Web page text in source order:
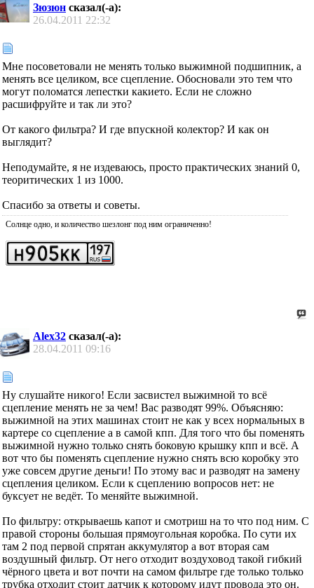
Зюзюн сказал(-а):
26.04.2011 22:32
Мне посоветовали не менять только выжимной подшипник, а
менять все целиком, все сцепление. Обосновали это тем что
могут поломатся лепестки какието. Если не сложно
расшифруйте и так ли это?
От какого фильтра? И где впускной колектор? И как он
выглядит?
Неподумайте, я не издеваюсь, просто практических знаний 0,
теоритических 1 из 1000.
Спасибо за ответы и советы.
Солнце одно, и количество шезлонг под ним ограниченно!
Alex32 сказал(-а):
28.04.2011 09:16
Ну слушайте никого! Если засвистел выжимной то всё
сцепление менять не за чем! Вас разводят 99%. Объясняю:
выжимной на этих машинах стоит не как у всех нормальных в
картере со сцепление а в самой кпп. Для того что бы поменять
выжимной нужно только снять боковую крышку кпп и всё. А
вот что бы поменять сцепление нужно снять всю коробку это
уже совсем другие деньги! По этому вас и разводят на замену
сцепления целиком. Если к сцеплению вопросов нет: не
буксует не ведёт. То меняйте выжимной.
По фильтру: открываешь капот и смотриш на то что под ним. С
правой стороны большая прямоугольная коробка. По сути их
там 2 под первой спрятан аккумулятор а вот вторая сам
воздушный фильтр. От него отходит воздуховод такой гибкий
чёрного цвета и вот почти на самом фильтре где только только
трубка отходит стоит датчик к которому идут провода это он.